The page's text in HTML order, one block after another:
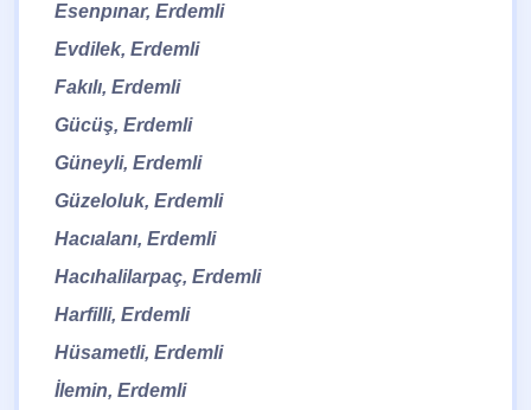
Esenpınar, Erdemli
Evdilek, Erdemli
Fakılı, Erdemli
Gücüş, Erdemli
Güneyli, Erdemli
Güzeloluk, Erdemli
Hacıalanı, Erdemli
Hacıhalilarpaç, Erdemli
Harfilli, Erdemli
Hüsametli, Erdemli
İlemin, Erdemli